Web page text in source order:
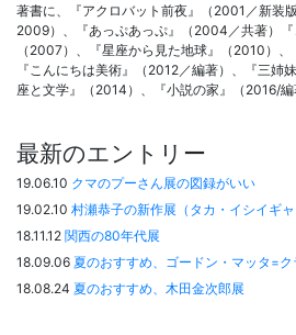
著書に、『アクロバット前夜』（2001／新装
2009）、『あっぷあっぷ』（2004／共著）『
（2007）、『星座から見た地球』（2010）、
『こんにちは美術』（2012／編著）、『三姉
座と文学』（2014）、『小説の家』（2016/編
最新のエントリー
19.06.10 クマのプーさん展の図録がいい
19.02.10 村瀬恭子の新作展（タカ・イシイギャ
18.11.12 関西の80年代展
18.09.06 夏のおすすめ、ゴードン・マッタ=ク
18.08.24 夏のおすすめ、木田金次郎展